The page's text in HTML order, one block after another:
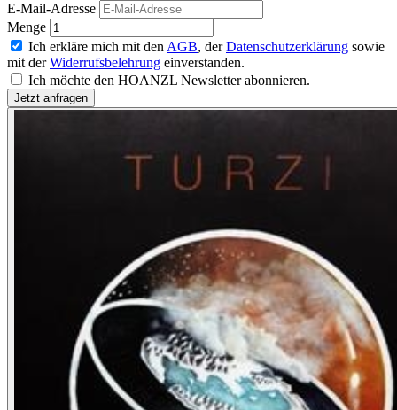
E-Mail-Adresse
Menge
Ich erkläre mich mit den AGB, derDatenschutzerklärung sowie
mit derWiderrufsbelehrung einverstanden.
Ich möchte den HOANZL Newsletter abonnieren.